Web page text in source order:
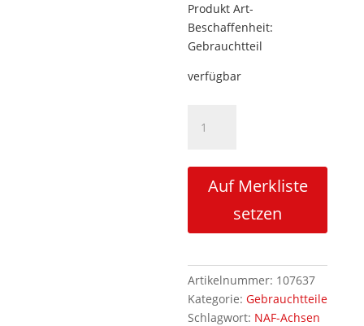
Produkt Art-
Beschaffenheit:
Gebrauchtteil
verfügbar
gebraucht
MengeAuf Merkliste
setzen
Artikelnummer: 107637
Kategorie:Gebrauchtteile
Schlagwort: NAF-Achsen